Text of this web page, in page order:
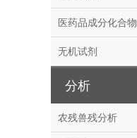
医药品成分化合物
无机试剂
分析
农残兽残分析